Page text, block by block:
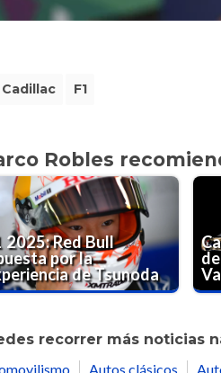
Cadillac F1
Robles
2025: Red Bull
por la
de Tsunoda
recorrer más noticias
Autos clásicos